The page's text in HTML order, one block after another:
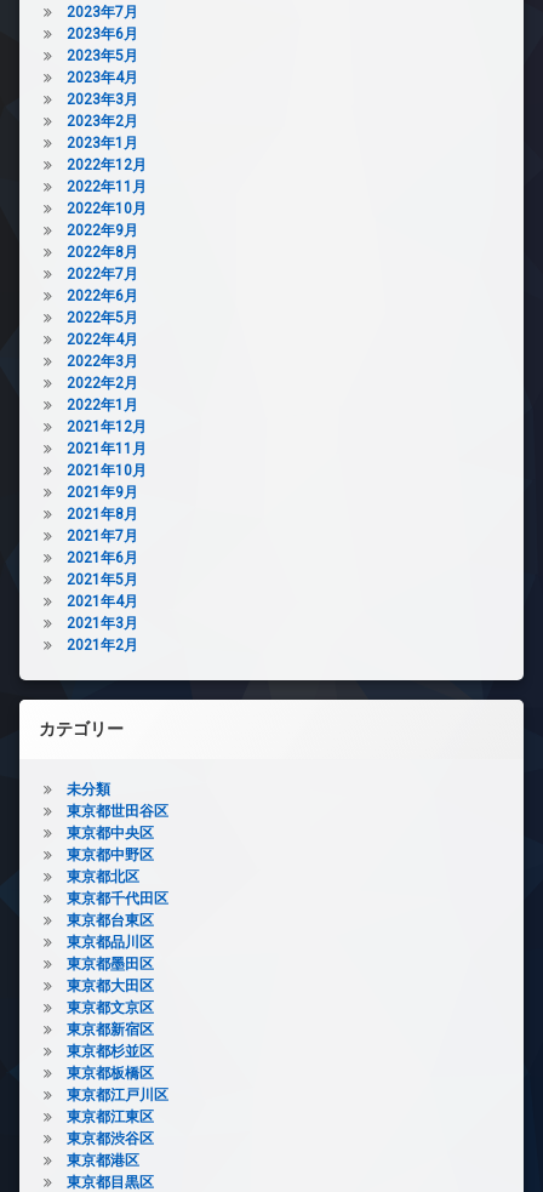
2023年7月
2023年6月
2023年5月
2023年4月
2023年3月
2023年2月
2023年1月
2022年12月
2022年11月
2022年10月
2022年9月
2022年8月
2022年7月
2022年6月
2022年5月
2022年4月
2022年3月
2022年2月
2022年1月
2021年12月
2021年11月
2021年10月
2021年9月
2021年8月
2021年7月
2021年6月
2021年5月
2021年4月
2021年3月
2021年2月
カテゴリー
未分類
東京都世田谷区
東京都中央区
東京都中野区
東京都北区
東京都千代田区
東京都台東区
東京都品川区
東京都墨田区
東京都大田区
東京都文京区
東京都新宿区
東京都杉並区
東京都板橋区
東京都江戸川区
東京都江東区
東京都渋谷区
東京都港区
東京都目黒区